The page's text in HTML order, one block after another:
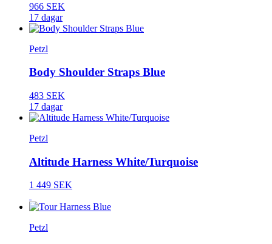
966 SEK
17 dagar
Petzl
Body Shoulder Straps Blue
483 SEK
17 dagar
Petzl
Altitude Harness White/Turquoise
1 449 SEK
Petzl